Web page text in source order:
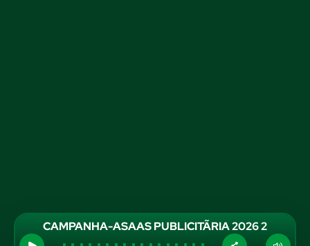
CAMPANHA-ASAAS PUBLICITÃRIA 2026 2